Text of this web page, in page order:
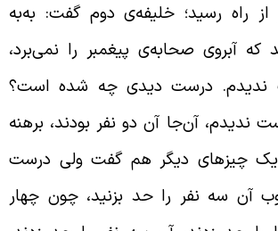
راه رسید؛ خلیفه‌ی دوم گفت: به‌به
آبروی صحابه‌ی پیغمبر را نمی‌برد،
درست دیدی چه شده است؟
آن‌جا آن دو نفر بودند، برهنه
چیزهای دیگر هم گفت ولی درست
سه نفر را حد بزنید، چون چهار